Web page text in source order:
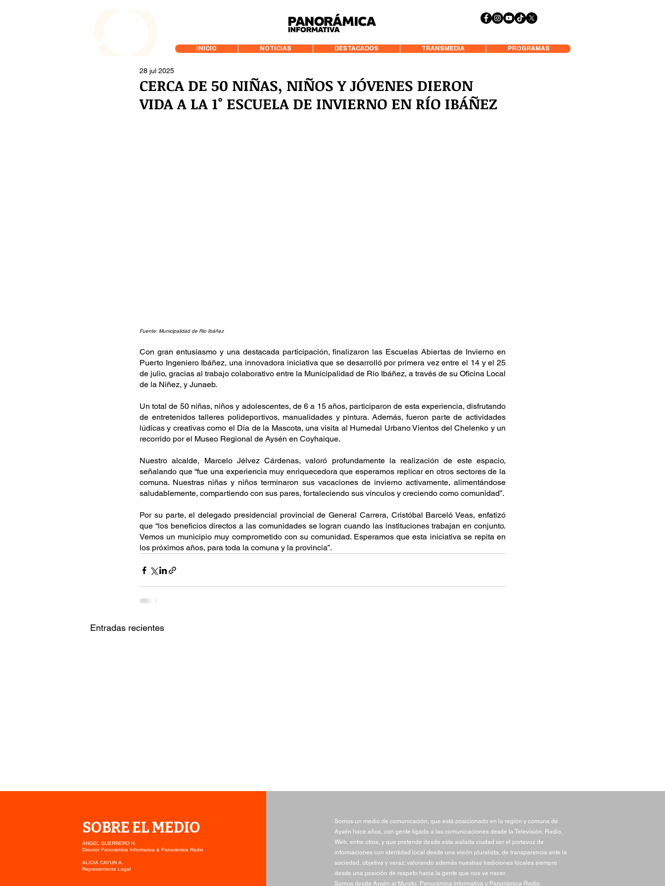
INICIO NOTICIAS DESTACADOS TRANSMEDIA PROGRAMAS
CERCA DE 50 NIÑAS, NIÑOS Y JÓVENES DIERON
VIDA A LA 1° ESCUELA DE INVIERNO EN RÍO IBÁÑEZ
28 jul 2025
Fuente: Municipalidad de Río Ibáñez
Con gran entusiasmo y una destacada participación, finalizaron las Escuelas Abiertas de Invierno en
Puerto Ingeniero Ibáñez, una innovadora iniciativa que se desarrolló por primera vez entre el 14 y el 25
de julio, gracias al trabajo colaborativo entre la Municipalidad de Río Ibáñez, a través de su Oficina Local
de la Niñez, y Junaeb.
Un total de 50 niñas, niños y adolescentes, de 6 a 15 años, participaron de esta experiencia, disfrutando
de entretenidos talleres polideportivos, manualidades y pintura. Además, fueron parte de actividades
lúdicas y creativas como el Día de la Mascota, una visita al Humedal Urbano Vientos del Chelenko y un
recorrido por el Museo Regional de Aysén en Coyhaique.
Nuestro alcalde, Marcelo Jélvez Cárdenas, valoró profundamente la realización de este espacio,
señalando que “fue una experiencia muy enriquecedora que esperamos replicar en otros sectores de la
comuna. Nuestras niñas y niños terminaron sus vacaciones de invierno activamente, alimentándose
saludablemente, compartiendo con sus pares, fortaleciendo sus vínculos y creciendo como comunidad”.
Por su parte, el delegado presidencial provincial de General Carrera, Cristóbal Barceló Veas, enfatizó
que “los beneficios directos a las comunidades se logran cuando las instituciones trabajan en conjunto.
Vemos un municipio muy comprometido con su comunidad. Esperamos que esta iniciativa se repita en
los próximos años, para toda la comuna y la provincia”.
Entradas recientes
SOBRE EL MEDIO
ÁNGEL GUERRERO H.
Director Panorámica Informativa & Panorámica Radio
ALICIA CAYUN A.
Representante Legal
Somos un medio de comunicación, que está posicionado en la región y comuna de
Aysén hace años, con gente ligada a las comunicaciones desde la Televisión, Radio,
Web, entre otros, y que pretende desde esta aislada ciudad ser el portavoz de
informaciones con identidad local desde una visión pluralista, de transparencia ante la
sociedad, objetiva y veraz; valorando además nuestras tradiciones locales siempre
desde una posición de respeto hacia la gente que nos ve nacer.
Somos desde Aysén al Mundo, Panorámica Informativa y Panorámica Radio.